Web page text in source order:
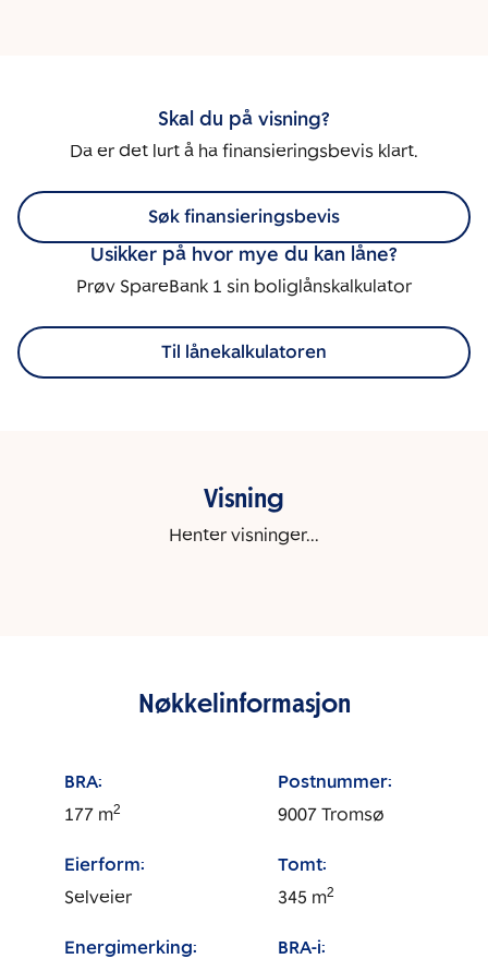
Skal du på visning?
Da er det lurt å ha finansieringsbevis klart.
Søk finansieringsbevis
Usikker på hvor mye du kan låne?
Prøv SpareBank 1 sin boliglånskalkulator
Til lånekalkulatoren
Visning
Henter visninger...
Nøkkelinformasjon
BRA:
177 m2
Postnummer:
9007 Tromsø
Eierform:
Selveier
Tomt:
345 m2
Energimerking:
BRA-i: